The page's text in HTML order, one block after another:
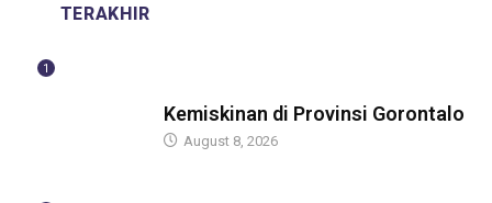
TERAKHIR
1
Kemiskinan di Provinsi Gorontalo
August 8, 2026